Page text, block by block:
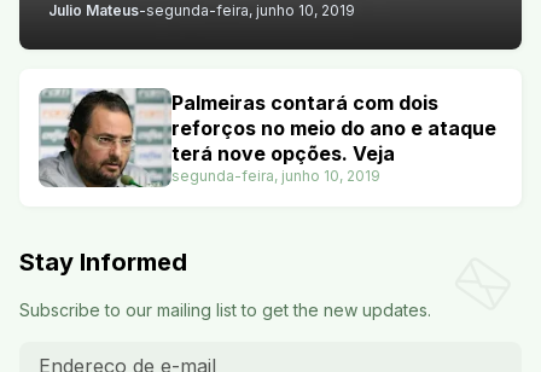
Julio Mateus-segunda-feira, junho 10, 2019
Palmeiras contará com dois
reforços no meio do ano e ataque
terá nove opções. Veja
segunda-feira, junho 10, 2019
Stay Informed
Subscribe to our mailing list to get the new updates.